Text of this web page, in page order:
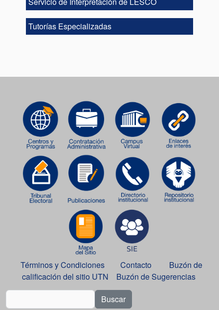
Tutorías Especializadas
Términos y Condiciones Contacto
Buzón de
calificación del sitio UTN
Buzón de Sugerencias
Buscar